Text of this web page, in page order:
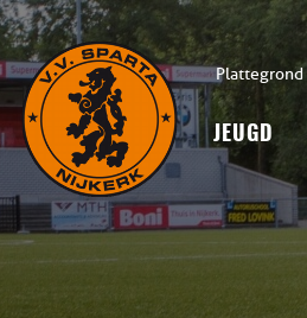
Plattegrond
JEUGD